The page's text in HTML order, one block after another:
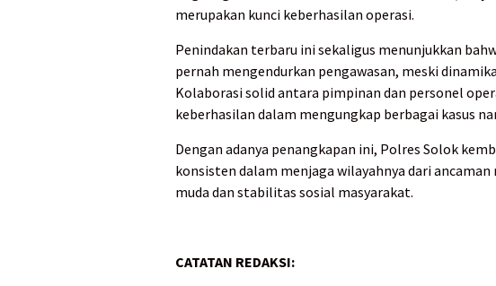
merupakan kunci keberhasilan operasi.
Penindakan terbaru ini sekaligus menunjukkan
pernah mengendurkan pengawasan, meski
Kolaborasi solid antara pimpinan dan personel
keberhasilan dalam mengungkap berbagai kasus
Dengan adanya penangkapan ini, Polres Solok
konsisten dalam menjaga wilayahnya dari
muda dan stabilitas sosial masyarakat.
CATATAN REDAKSI: